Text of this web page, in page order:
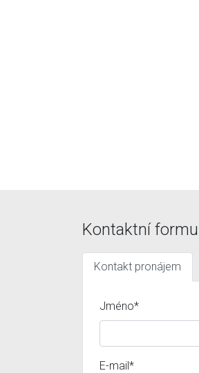
Kontaktní
Kontakt pronájem
Jméno*
E-mail*